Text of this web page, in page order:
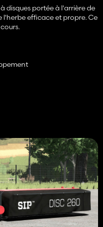
disques portée à l'arrière de
l'herbe efficace et propre. Ce
peuvent changer avant